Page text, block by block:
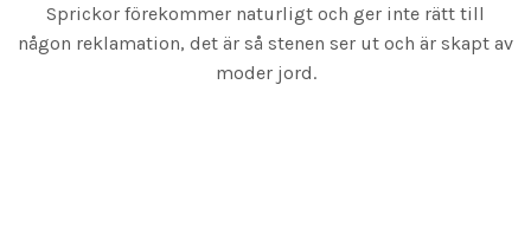
Sprickor förekommer naturligt och ger inte rätt till
någon reklamation, det är så stenen ser ut och är skapt av
moder jord.